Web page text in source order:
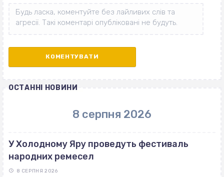
ОСТАННІ НОВИНИ
8 серпня 2026
У Холодному Яру проведуть фестиваль
народних ремесел
8 СЕРПНЯ 2026